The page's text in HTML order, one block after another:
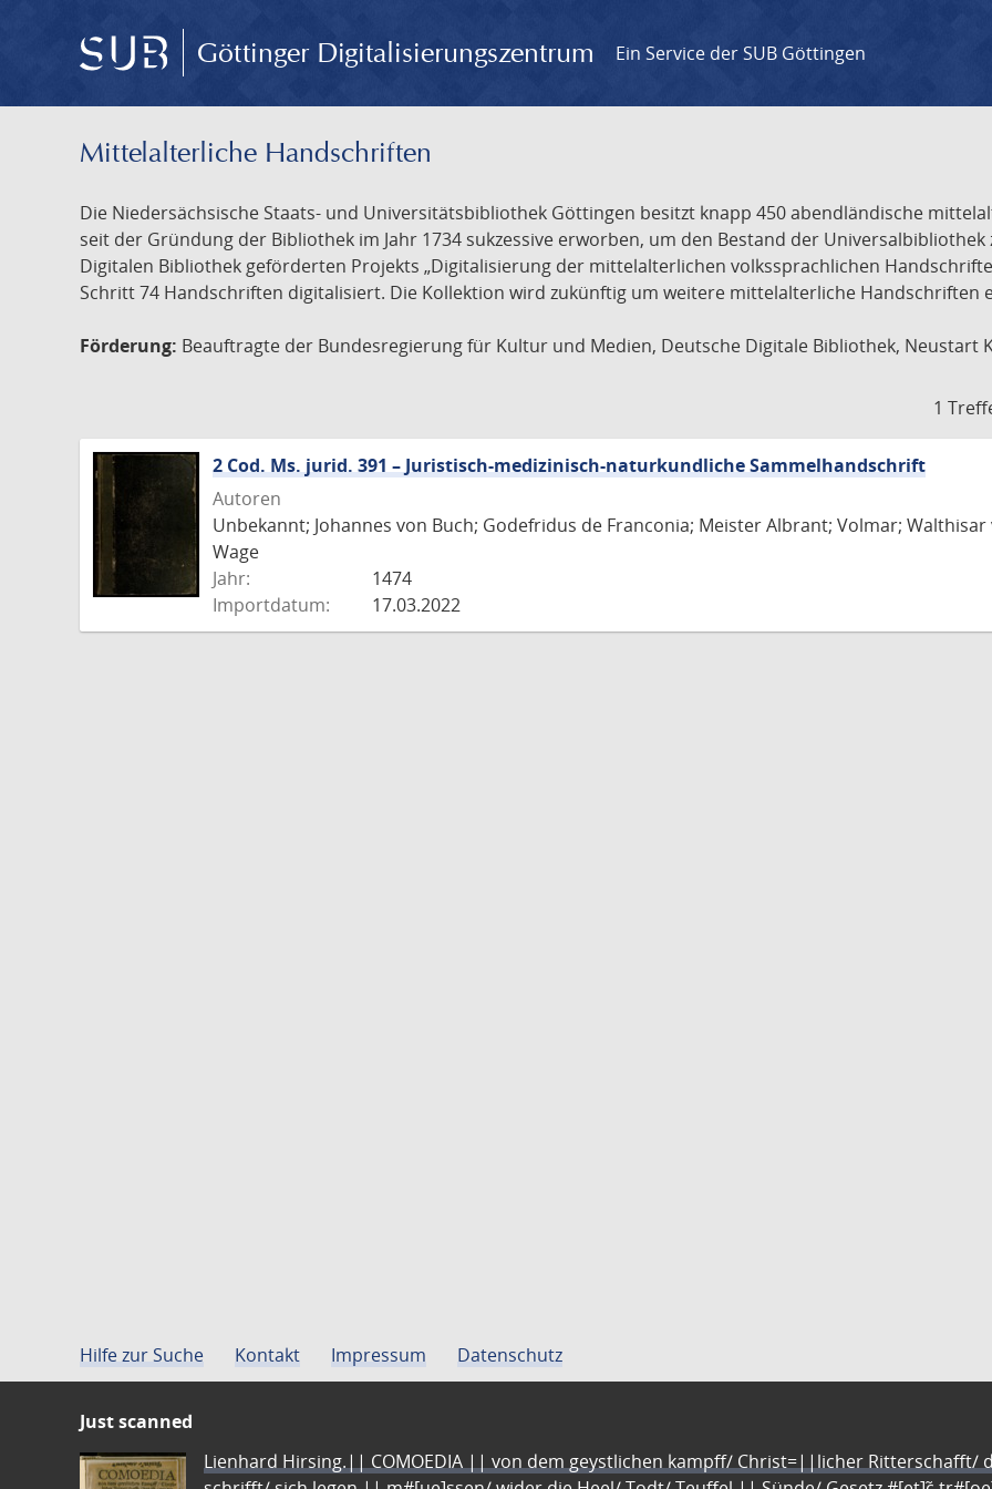
Göttinger Digitalisierungszentrum Ein Service der SUB Göttingen
Mittelalterliche Handschriften
Die Niedersächsische Staats- und Universitätsbibliothek Göttingen besitzt knapp 450 abendländische
seit der Gründung der Bibliothek im Jahr 1734 sukzessive erworben, um den Bestand der
Digitalen Bibliothek geförderten Projekts „Digitalisierung der mittelalterlichen volkssprachlichen
Schritt 74 Handschriften digitalisiert. Die Kollektion wird zukünftig um weitere mittelalterliche Handschriften
Förderung: Beauftragte der Bundesregierung für Kultur und Medien, Deutsche Digitale Bibliothek, Neustart
1
2 Cod. Ms. jurid. 391 – Juristisch-medizinisch-naturkundliche Sammelhandschrift
Autoren
Unbekannt; Johannes von Buch; Godefridus de Franconia; Meister Albrant; Volmar;
Wage
Jahr:
1474
Importdatum:
17.03.2022
Hilfe zur Suche Kontakt Impressum Datenschutz
Just scanned
Lienhard Hirsing.|| COMOEDIA || von dem geystlichen kampff/ Christ=||licher Ritterschafft/